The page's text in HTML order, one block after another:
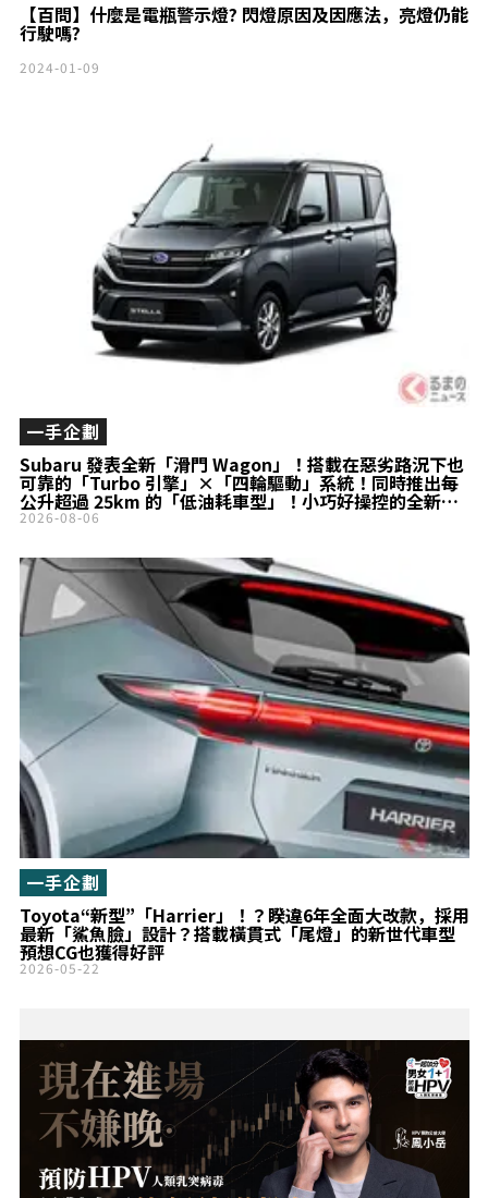
【百問】什麼是電瓶警示燈? 閃燈原因及因應法，亮燈仍能
行駛嗎?
2024-01-09
Subaru 發表全新「滑門 Wagon」！搭載在惡劣路況下也
可靠的「Turbo 引擎」×「四輪驅動」系統！同時推出每
公升超過 25km 的「低油耗車型」！小巧好操控的全新
Stella 登場！
一手企劃
2026-08-06
Toyota“新型”「Harrier」！？睽違6年全面大改款，採用
最新「鯊魚臉」設計？搭載橫貫式「尾燈」的新世代車型
預想CG也獲得好評
一手企劃
2026-05-22